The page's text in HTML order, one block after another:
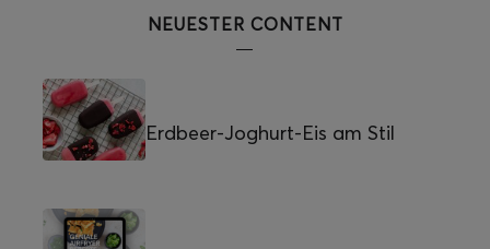
NEUESTER CONTENT
Erdbeer-Joghurt-Eis am Stil